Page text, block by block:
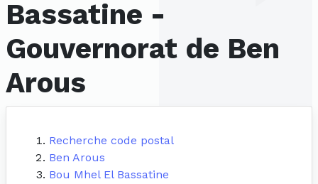
Bassatine -
Gouvernorat de Ben
Arous
Recherche code postal
Ben Arous
Bou Mhel El Bassatine